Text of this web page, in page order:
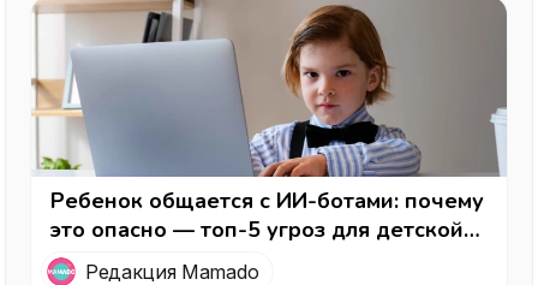
Ребенок общается с ИИ-ботами: почему
это опасно — топ-5 угроз для детской
психикиРедакция Mamado